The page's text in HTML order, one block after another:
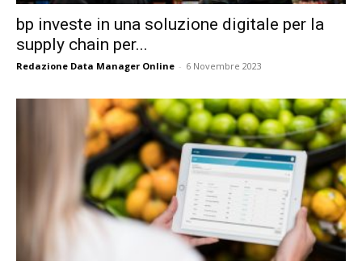
bp investe in una soluzione digitale per la
supply chain per...
Redazione Data Manager Online - 6 Novembre 2023